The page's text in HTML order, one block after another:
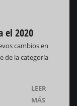
el 2020
cambios en
de la categoría
LEER
MÁS